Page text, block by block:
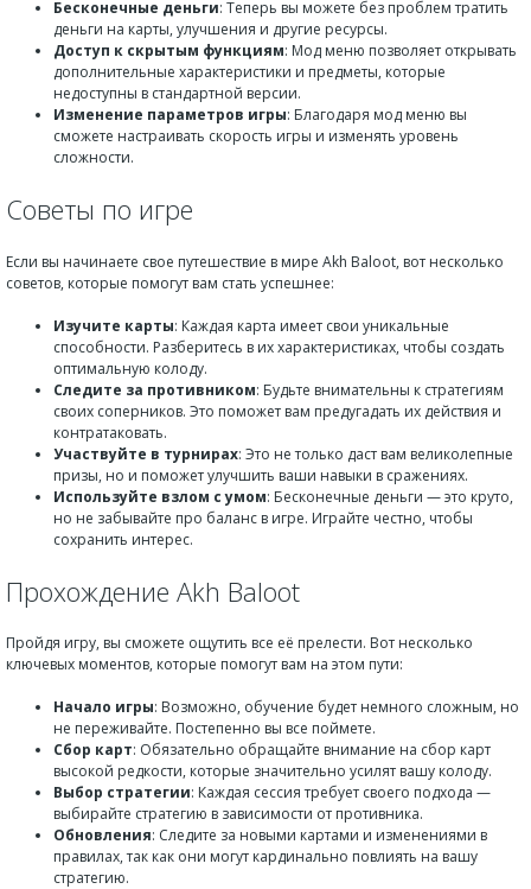
Бесконечные деньги: Теперь вы можете без проблем тратить
деньги на карты, улучшения и другие ресурсы.
Доступ к скрытым функциям: Мод меню позволяет открывать
дополнительные характеристики и предметы, которые
недоступны в стандартной версии.
Изменение параметров игры: Благодаря мод меню вы
сможете настраивать скорость игры и изменять уровень
сложности.
Советы по игре
Если вы начинаете свое путешествие в мире Akh Baloot, вот несколько
советов, которые помогут вам стать успешнее:
Изучите карты: Каждая карта имеет свои уникальные
способности. Разберитесь в их характеристиках, чтобы создать
оптимальную колоду.
Следите за противником: Будьте внимательны к стратегиям
своих соперников. Это поможет вам предугадать их действия и
контратаковать.
Участвуйте в турнирах: Это не только даст вам великолепные
призы, но и поможет улучшить ваши навыки в сражениях.
Используйте взлом с умом: Бесконечные деньги — это круто,
но не забывайте про баланс в игре. Играйте честно, чтобы
сохранить интерес.
Прохождение Akh Baloot
Пройдя игру, вы сможете ощутить все её прелести. Вот несколько
ключевых моментов, которые помогут вам на этом пути:
Начало игры: Возможно, обучение будет немного сложным, но
не переживайте. Постепенно вы все поймете.
Сбор карт: Обязательно обращайте внимание на сбор карт
высокой редкости, которые значительно усилят вашу колоду.
Выбор стратегии: Каждая сессия требует своего подхода —
выбирайте стратегию в зависимости от противника.
Обновления: Следите за новыми картами и изменениями в
правилах, так как они могут кардинально повлиять на вашу
стратегию.